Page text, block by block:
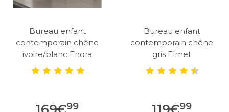
Bureau enfant
contemporain chêne
ivoire/blanc Enora
99
Bureau enfant
contemporain chêne
gris Elmet
99